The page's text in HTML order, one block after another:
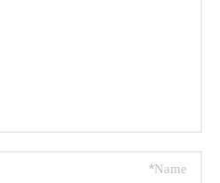
Name *